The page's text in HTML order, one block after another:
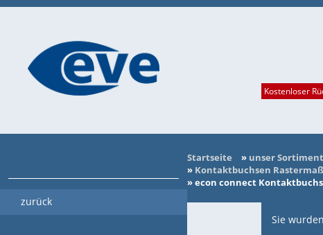
Startseite » unser Sortiment
» Kontaktbuchsen Rastermaß
»econ connect
Sie
Kostenloser
zurück